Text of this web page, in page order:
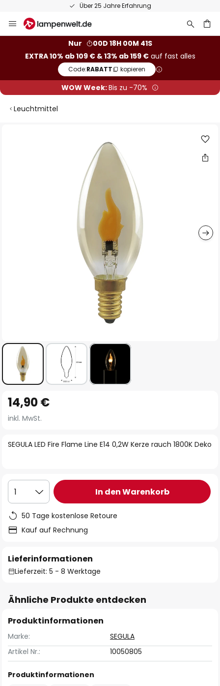
Über 25 Jahre Erfahrung
Inhalt
Nur
00D 18H 00M 41S
EXTRA 10% ab 109 € & 13% ab 159 €auf fast alles
Code:RABATT kopieren
WOW Week:Bis zu -70%
Leuchtmittel
Anfang
der
springen
SEGULA LED Fire Flame Line E14 0,2W Kerze rauch 1800K Deko
14,90 €
inkl. MwSt.
1 In den Warenkorb
50 Tage kostenlose Retoure
Kauf auf Rechnung
Lieferinformationen
Lieferzeit: 5 - 8 Werktage
Ähnliche Produkte entdecken
Produktinformationen
Marke:
SEGULA
Artikel Nr.:
10050805
Produktinformationen